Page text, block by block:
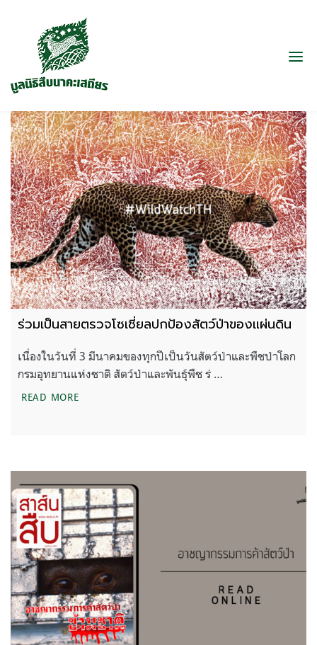
ร่วมเป็นสายตรวจโซเชี่ยลปกป้องสัตว์ป่าของแผ่นดิน
เนื่องในวันที่ 3 มีนาคมของทุกปีเป็นวันสัตว์ป่าและพืชป่าโลก
กรมอุทยานแห่งชาติ สัตว์ป่าและพันธุ์พืช ร่ …
READ MOREร่วมเป็นสายตรวจโซเชี่ยลปกป้องสัตว์ป่าของแผ่นดิน